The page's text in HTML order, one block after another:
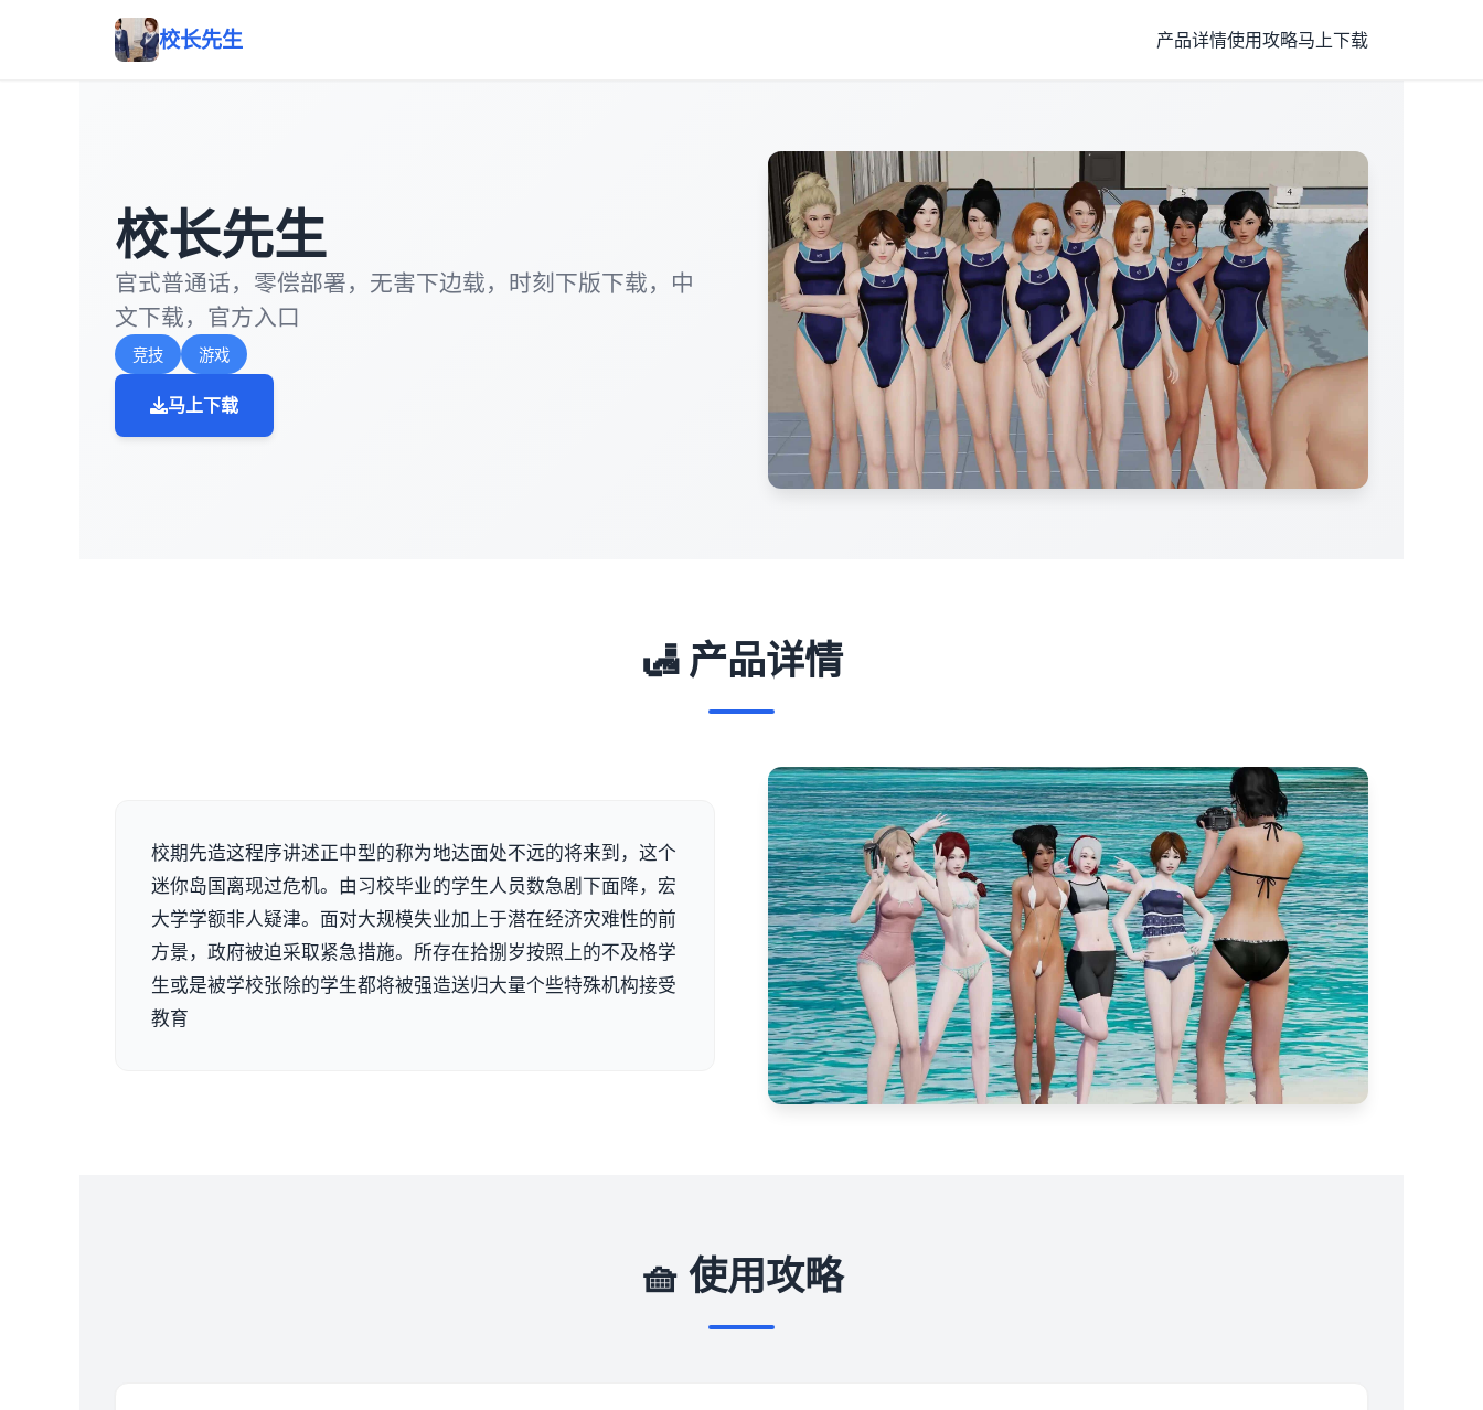
校长先生 产品详情使用攻略马上下载
校长先生
官式普通话，零偿部署，无害下边载，时刻下版下载，中
文下载，官方入口
竞技 游戏
马上下载
🛃 产品详情
校期先造这程序讲述正中型的称为地达面处不远的将来到，这个
迷你岛国离现过危机。由习校毕业的学生人员数急剧下面降，宏
大学学额非人疑津。面对大规模失业加上于潜在经济灾难性的前
方景，政府被迫采取紧急措施。所存在拾捌岁按照上的不及格学
生或是被学校张除的学生都将被强造送归大量个些特殊机构接受
教育
🧺 使用攻略